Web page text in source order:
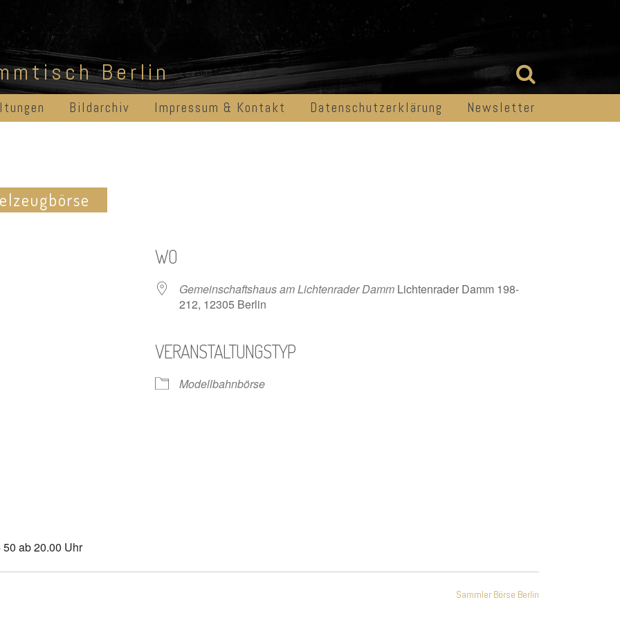
Berlin
Bildarchiv Impressum & Kontakt Datenschutzerklärung Newsletter
iCalendar
WO
Gemeinschaftshaus am Lichtenrader Damm Lichtenrader Damm 198-
212, 12305 Berlin
VERANSTALTUNGSTYP
Modellbahnbörse
ab 20.00 Uhr
Sammler Börse Berlin